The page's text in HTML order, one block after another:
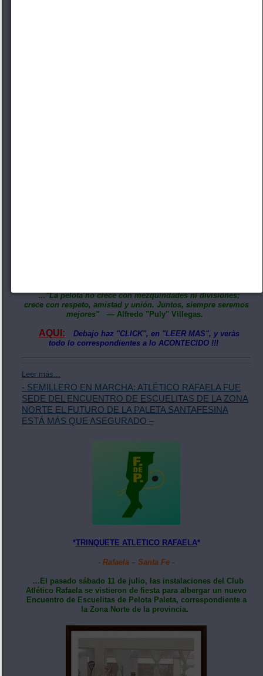
…"La pelota no crece con mezquindades ni divisiones;
crece con respeto, amistad y unión. Juntos, siempre seremos
mejores"
— Alfredo "Puly" Villegas.
AQUI:
Debajo haz "CLICK", en "LEER MAS", y veràs
todo lo correspondientes a lo ACONTECIDO !!!
Leer más...
- SEMILLERO EN MARCHA: ATLÉTICO RAFAELA FUE
SEDE DEL ENCUENTRO DE ESCUELITAS DE LA ZONA
NORTE EL FUTURO DE LA PALETA SANTAFESINA
ESTÁ MÁS QUE ASEGURADO –
*TRINQUETE ATLETICO RAFAELA*
- Rafaela – Santa Fe -
…El pasado sábado 11 de julio, las instalaciones del Club
Atlético Rafaela se vistieron de fiesta para albergar un nuevo
Encuentro de Escuelitas de Pelota Paleta, correspondiente a
la Zona Norte de la provincia.